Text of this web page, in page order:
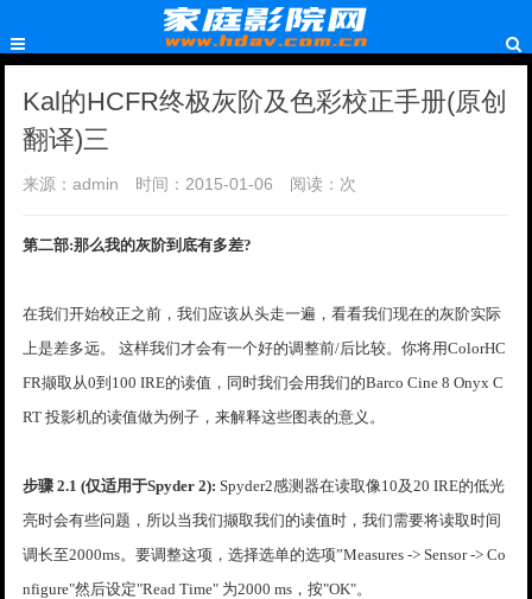
Kal的HCFR终极灰阶及色彩校正手册(原创
翻译)三
来源：admin 时间：2015-01-06 阅读： 次
第二部:那么我的灰阶到底有多差?
在我们开始校正之前，我们应该从头走一遍，看看我们现在的灰阶实际
上是差多远。 这样我们才会有一个好的调整前/后比较。你将用ColorHC
FR撷取从0到100 IRE的读值，同时我们会用我们的Barco Cine 8 Onyx C
RT 投影机的读值做为例子，来解释这些图表的意义。
步骤 2.1 (仅适用于Spyder 2): Spyder2感测器在读取像10及20 IRE的低光
亮时会有些问题，所以当我们撷取我们的读值时，我们需要将读取时间
调长至2000ms。要调整这项，选择选单的选项”Measures -> Sensor -> Co
nfigure"然后设定"Read Time" 为2000 ms，按"OK"。